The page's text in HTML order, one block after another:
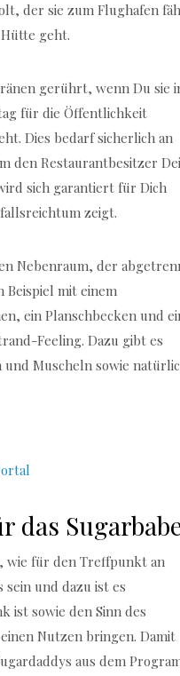
der sie zum Flughafen
geht.
gerührt, wenn Du sie
für die Öffentlichkeit
Dies bedarf sicherlich an
den Restaurantbesitzer
sich garantiert für Dich
zeigt.
Nebenraum, der
Beispiel mit einem
ein Planschbecken und
Feeling. Dazu gibt es
Muscheln sowie
das
wie für den Treffpunkt an
sein und dazu ist es
ist sowie den Sinn des
Nutzen bringen. Damit
aus dem